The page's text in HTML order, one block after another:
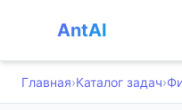
AntAI
Главная›Каталог задач›